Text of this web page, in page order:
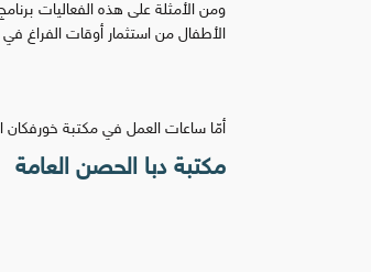
الأطفال من استثمار أوقات الفراغ
أمّا ساعات العمل في مكتبة خورفكان العامَّة،
مكتبة دبا الحصن العامة